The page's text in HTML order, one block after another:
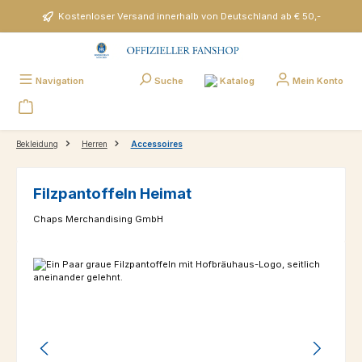
Zum Hauptinhalt springenKostenloser Versand innerhalb von Deutschland ab € 50,-
Navigation Suche Katalog Mein Konto
Bekleidung Herren Accessoires
Filzpantoffeln Heimat
Chaps Merchandising GmbH
Bildergalerie überspringen